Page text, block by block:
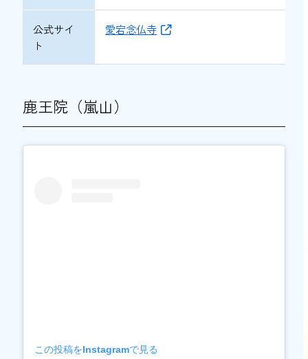
公式サイ
ト
愛宕念仏寺
鹿王院（嵐山）
この投稿をInstagramで見る